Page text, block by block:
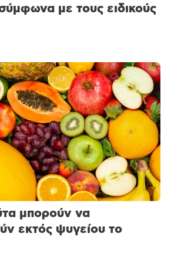
με τους ειδικούς
μπορούν να
εκτός ψυγείου το